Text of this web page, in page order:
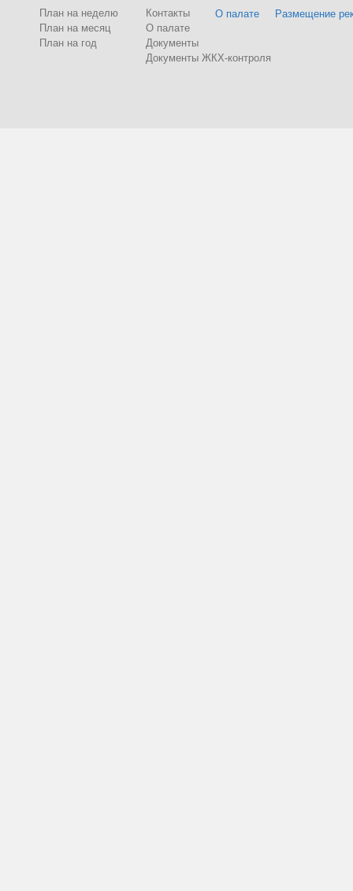
План на неделю
План на месяц
План на год
Контакты
О палате
Документы
Документы ЖКХ-контроля
О палате Размещение